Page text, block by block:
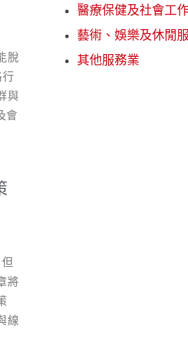
廳
純
評
互
位
脫
行
與
會
將
線
醫療保健及社會工
藝術、娛樂及休閒
其他服務業